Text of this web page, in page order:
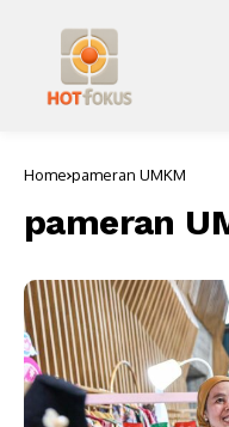
Home pameran UMKM
pameran